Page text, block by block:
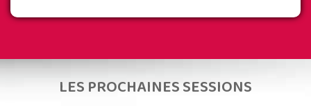
LES PROCHAINES SESSIONS